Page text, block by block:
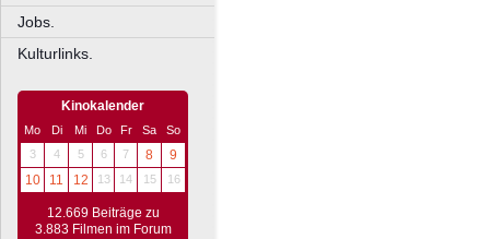
Jobs.
Kulturlinks.
Kinokalender
Mo Di Mi Do Fr Sa
So
3
4 5 6 7 8
9
10
11 12 13 14 15 16
12.669 Beiträge zu
3.883 Filmen im Forum